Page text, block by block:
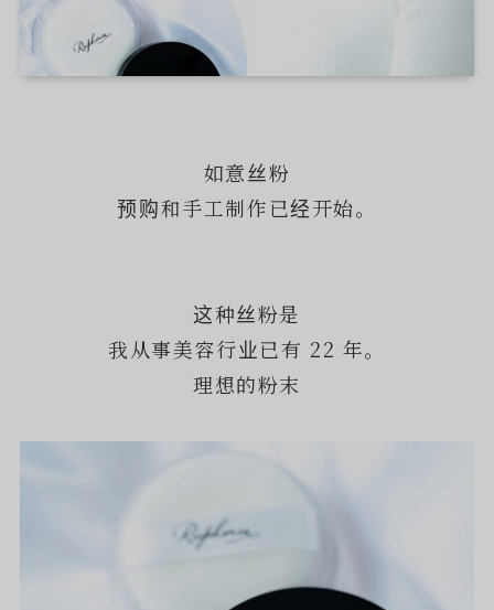
如意丝粉
预购和手工制作已经开始。
这种丝粉是
我从事美容行业已有 22 年。
理想的粉末